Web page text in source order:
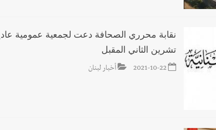
تشرين الثاني المقبل
2021-10-22 أخبار لبنان